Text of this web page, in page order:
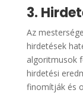
3.
Az
hirdetések
algoritmusok
hirdetési
finomítják és